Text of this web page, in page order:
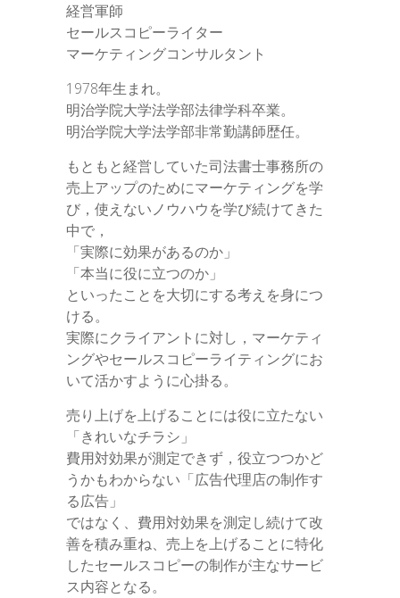
経営軍師
セールスコピーライター
マーケティングコンサルタント
1978年生まれ。
明治学院大学法学部法律学科卒業。
明治学院大学法学部非常勤講師歴任。
もともと経営していた司法書士事務所の
売上アップのためにマーケティングを学
び，使えないノウハウを学び続けてきた
中で，
「実際に効果があるのか」
「本当に役に立つのか」
といったことを大切にする考えを身につ
ける。
実際にクライアントに対し，マーケティ
ングやセールスコピーライティングにお
いて活かすように心掛る。
売り上げを上げることには役に立たない
「きれいなチラシ」
費用対効果が測定できず，役立つつかど
うかもわからない「広告代理店の制作す
る広告」
ではなく、費用対効果を測定し続けて改
善を積み重ね、売上を上げることに特化
したセールスコピーの制作が主なサービ
ス内容となる。